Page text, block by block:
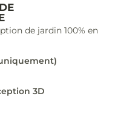
de jardin 100% en
3D